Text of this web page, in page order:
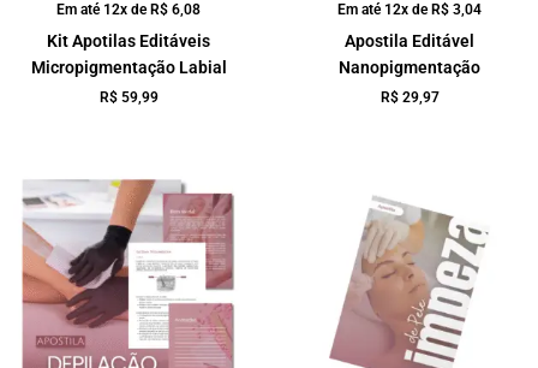
Em até 12x de R$ 6,08
Kit Apotilas Editáveis
Micropigmentação Labial
R$59,99
Em até 12x de R$ 3,04
Apostila Editável
Nanopigmentação
R$29,97